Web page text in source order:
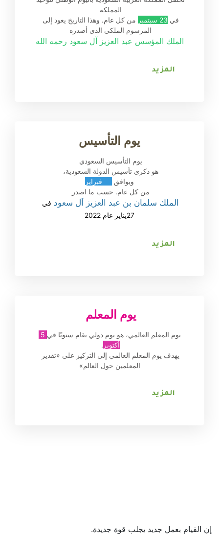
المملكة
في 23 سبتمبر
المرسوم الملكي الذي أصدره
الملك المؤسس عبد العزيز آل سعود رحمه الله
المزيد
يوم التأسيس
يوم التأسيس السعودي
هو ذكرى تأسيس الدولة السعودية،
ويوافق
من كل عام. حسب ما اصدر
الملك سلمان بن عبد العزيز آل سعود
27يناير عام 2022
المزيد
يوم المعلم
يوم المعلم العالمي، هو يوم دولي يقام سنويًا في
أكتوبر .
المعلمين حول العالم»
المزيد
إن القيام بعمل جديد يجلب قوة جديدة.